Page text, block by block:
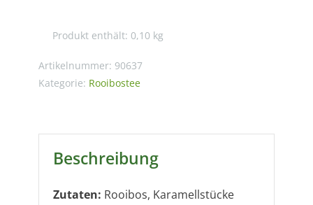
Produkt enthält: 0,10 kg
Artikelnummer: 90637
Kategorie: Rooibostee
Beschreibung
Zutaten: Rooibos, Karamellstücke